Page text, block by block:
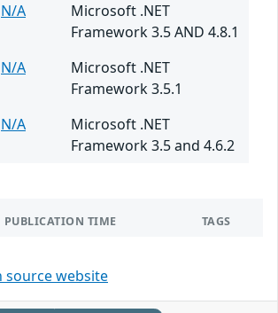
N/A
Microsoft .NET
Framework 3.5 AND 4.8.1
N/A
Microsoft .NET
Framework 3.5.1
N/A
Microsoft .NET
Framework 3.5 and 4.6.2
PUBLICATION TIME TAGS
source website